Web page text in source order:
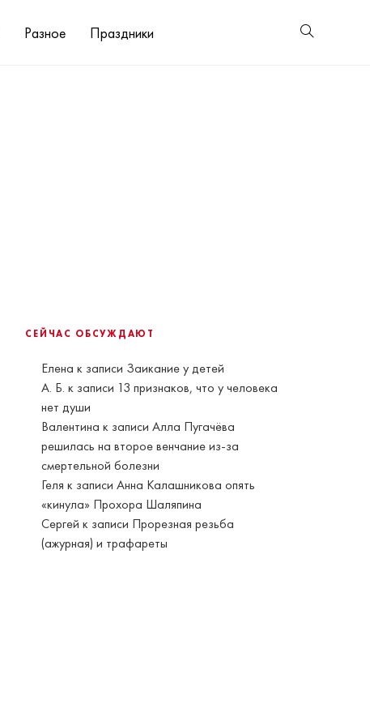
Разное Праздники
СЕЙЧАС ОБСУЖДАЮТ
Елена к записи Заикание у детей
А. Б. к записи 13 признаков, что у человека
нет души
Валентина к записиАлла Пугачёва
решилась на второе венчание из-за
смертельной болезни
Геля к записиАнна Калашникова опять
«кинула» Прохора Шаляпина
Сергей к записи Прорезная резьба
(ажурная) и трафареты